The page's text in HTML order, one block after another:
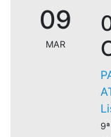
09
MAR